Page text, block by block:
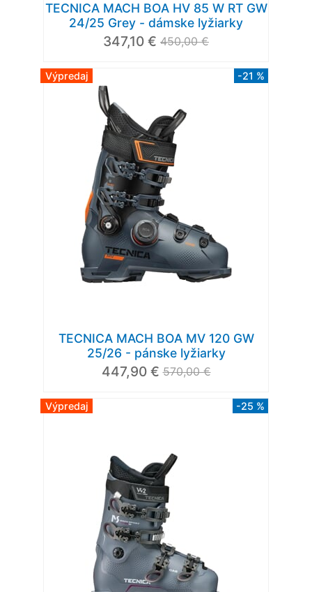
TECNICA MACH BOA HV 85 W RT GW
24/25 Grey - dámske lyžiarky
347,10 € 450,00 €
Výpredaj -21 %
TECNICA MACH BOA MV 120 GW
25/26 - pánske lyžiarky
447,90 € 570,00 €
Výpredaj -25 %